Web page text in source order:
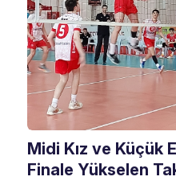
Midi Kız ve Küçük
Finale Yükselen